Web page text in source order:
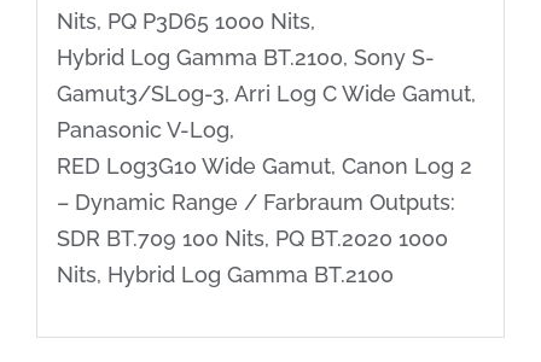
Nits, PQ P3D65 1000 Nits,
Hybrid Log Gamma BT.2100, Sony S-
Gamut3/SLog-3, Arri Log C Wide Gamut,
Panasonic V-Log,
RED Log3G10 Wide Gamut, Canon Log 2
– Dynamic Range / Farbraum Outputs:
SDR BT.709 100 Nits, PQ BT.2020 1000
Nits, Hybrid Log Gamma BT.2100